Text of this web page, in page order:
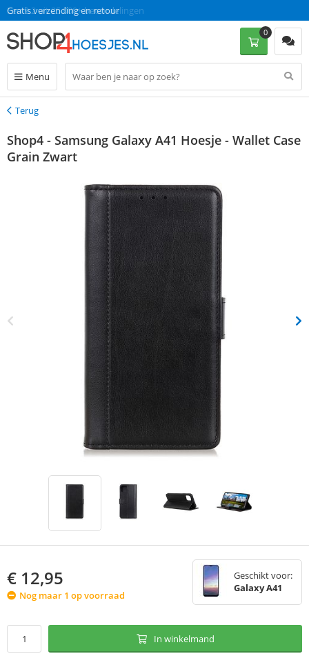
Gratis verzending en retour
Een 9.2 uit 25.000+ beoordelingen
Menu
0
Terug
Terug
Shop4 - Samsung Galaxy A41 Hoesje - Wallet Case
Grain Zwart
€ 12,95
Nog maar 1 op voorraad
Geschikt voor:
Galaxy A41
In winkelmand